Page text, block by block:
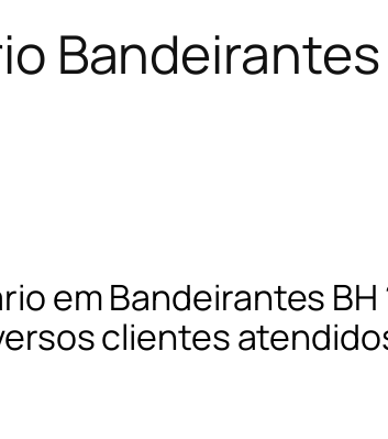
Bandeirantes
em Bandeirantes
clientes